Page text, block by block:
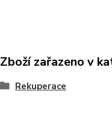
Zboží zařazeno v
Rekuperace